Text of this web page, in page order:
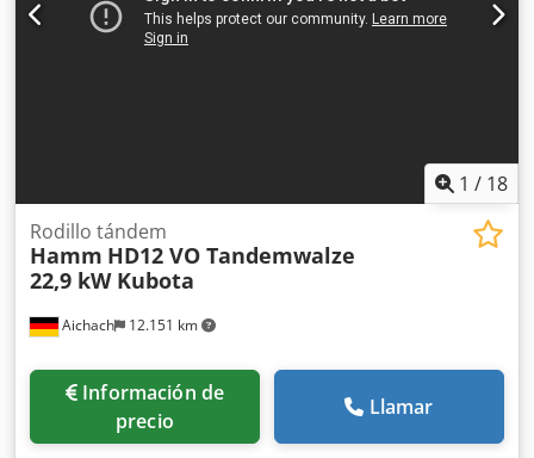
1 / 18
Aichach 12.151 km
Rodillo tándem
Hamm HD12 VO Tandemwalze
22,9 kW Kubota
Información de
precio
Llamar